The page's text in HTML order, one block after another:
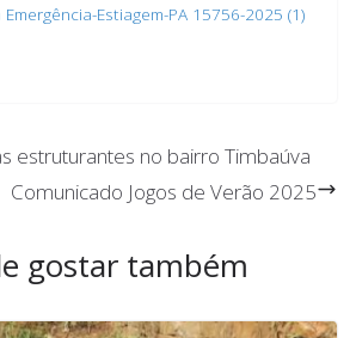
Estiagem-PA 15756-2025 (1)
estruturantes no bairro Timbaúva
Comunicado Jogos de Verão 2025
gostar também